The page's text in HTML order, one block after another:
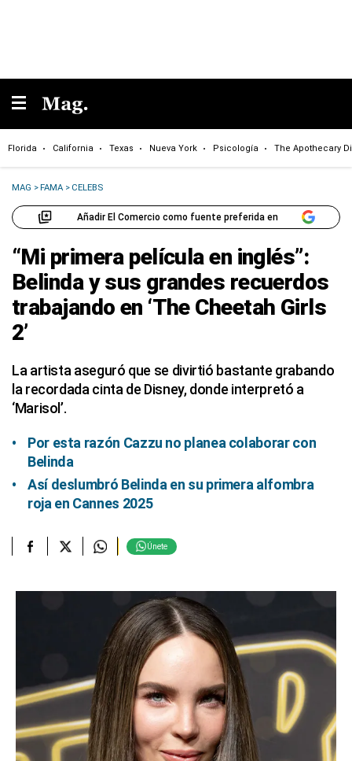
Florida California Texas Nueva York Psicología The Apothecary
MAG >FAMA > CELEBS
Añadir El Comercio como fuente preferida en
“Mi primera película en inglés”:
Belinda y sus grandes recuerdos
trabajando en ‘The Cheetah Girls
2’
La artista aseguró que se divirtió bastante grabando
la recordada cinta de Disney, donde interpretó a
‘Marisol’.
Por esta razón Cazzu no planea colaborar con
Belinda
Así deslumbró Belinda en su primera alfombra
roja en Cannes 2025
Únete